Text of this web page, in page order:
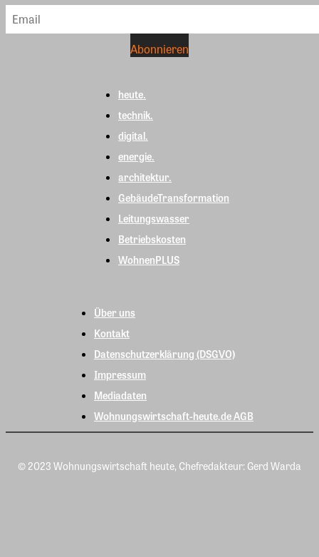
heute.
technik.
digital.
energie.
architektur.
GebäudeTransformation
Leitungswasser
Betriebskosten
WohnenPLUS
Über uns
Kontakt
Datenschutzerklärung (DSGVO)
Impressum
Mediadaten
Wohnungswirtschaft-heute.de AGB
© 2023 Wohnungswirtschaft heute, Chefredakteur: Gerd Warda